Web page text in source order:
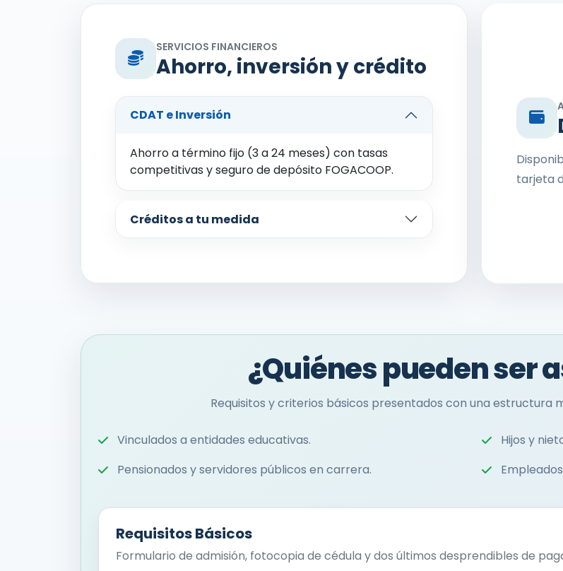
SERVICIOS FINANCIEROS
Ahorro, inversión y crédito
CDAT e Inversión
Ahorro a término fijo (3 a 24 meses) con tasas
competitivas y seguro de depósito FOGACOOP.
Créditos a tu medida
tarjeta
¿Quiénes pueden ser
Requisitos y criterios básicos presentados con una estructura
Vinculados a entidades educativas.
Pensionados y servidores públicos en carrera.
Hijos y
Requisitos Básicos
Formulario de admisión, fotocopia de cédula y dos últimos desprendibles de